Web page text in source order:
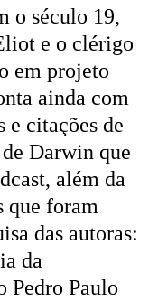
o século 19,
e o clérigo
em projeto
ainda com
e citações de
Darwin que
além da
que foram
das autoras:
da
Pedro Paulo